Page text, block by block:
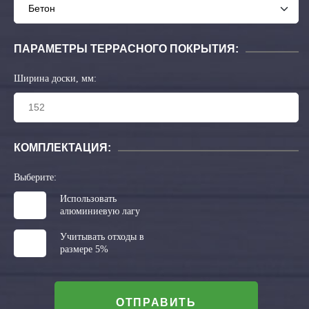
ПАРАМЕТРЫ ТЕРРАСНОГО ПОКРЫТИЯ:
Ширина доски, мм:
КОМПЛЕКТАЦИЯ:
Выберите:
Использовать
алюминиевую лагу
Учитывать отходы в
размере 5%
ОТПРАВИТЬ